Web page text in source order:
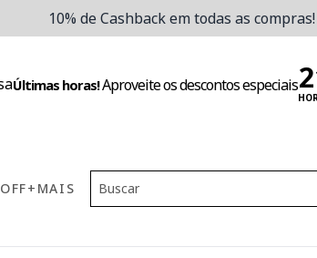
10% de Cashback em todas as compras!
Últimas horas!Aproveite os descontos especiais
OFF+MAIS